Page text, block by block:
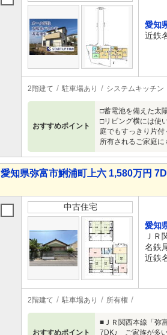
愛知
近鉄
2階建て 駐車場あり システムキッチン
おすすめポイント
□蓄電池を備えた太
□リビング横には使
庭でもすっきり片
所有されるご家庭に
愛知県弥富市鯏浦町上六 1,580万円
中古住宅
愛知
ＪＲ
名鉄
近鉄
2階建て 駐車場あり 所有権
おすすめポイント
■ＪＲ関西本線「弥
7DK♪ ご家族が多い